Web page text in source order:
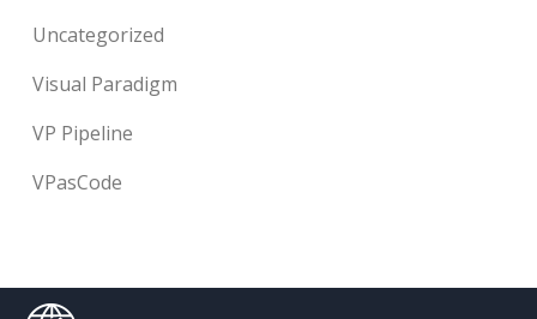
Uncategorized
Visual Paradigm
VP Pipeline
VPasCode